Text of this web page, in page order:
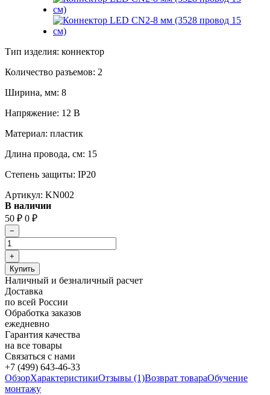
Тип изделия: коннектор
Количество разъемов: 2
Ширина, мм: 8
Напряжение: 12 В
Материал: пластик
Длина провода, см: 15
Степень защиты: IP20
Артикул: KN002
В наличии
50 ₽ 0 ₽
Наличный и безналичный расчет
Доставка
по всей России
Обработка заказов
ежедневно
Гарантия качества
на все товары
Связаться с нами
+7 (499) 643-46-33
ОбзорХарактеристикиОтзывы (1)Возврат товараОбучение
монтажу